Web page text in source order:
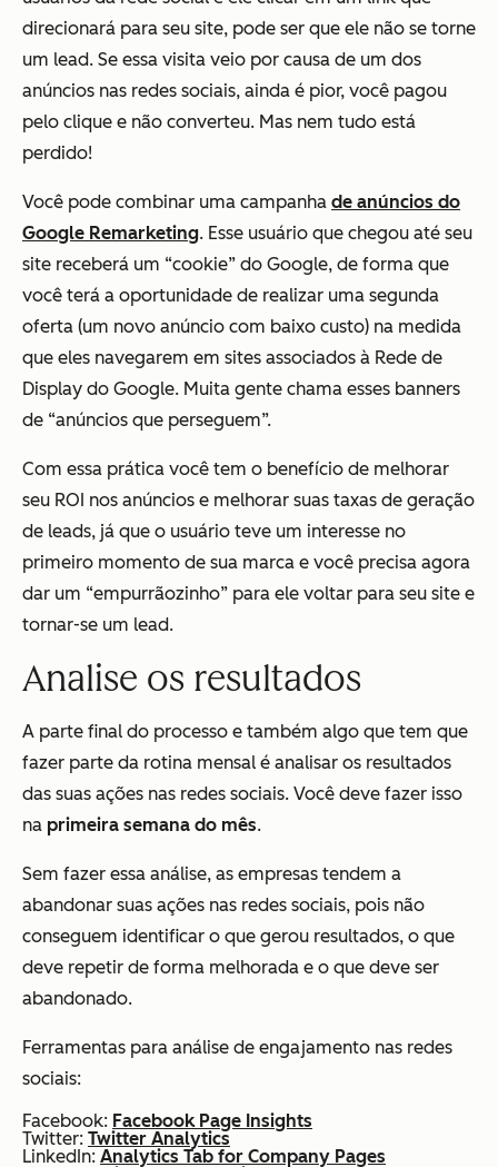
direcionará para seu site, pode ser que ele não se torne
um lead. Se essa visita veio por causa de um dos
anúncios nas redes sociais, ainda é pior, você pagou
pelo clique e não converteu. Mas nem tudo está
perdido!
Você pode combinar uma campanha de anúncios do
Google Remarketing. Esse usuário que chegou até seu
site receberá um “cookie” do Google, de forma que
você terá a oportunidade de realizar uma segunda
oferta (um novo anúncio com baixo custo) na medida
que eles navegarem em sites associados à Rede de
Display do Google. Muita gente chama esses banners
de “anúncios que perseguem”.
Com essa prática você tem o benefício de melhorar
seu ROI nos anúncios e melhorar suas taxas de geração
de leads, já que o usuário teve um interesse no
primeiro momento de sua marca e você precisa agora
dar um “empurrãozinho” para ele voltar para seu site e
tornar-se um lead.
Analise os resultados
A parte final do processo e também algo que tem que
fazer parte da rotina mensal é analisar os resultados
das suas ações nas redes sociais. Você deve fazer isso
na primeira semana do mês.
Sem fazer essa análise, as empresas tendem a
abandonar suas ações nas redes sociais, pois não
conseguem identificar o que gerou resultados, o que
deve repetir de forma melhorada e o que deve ser
abandonado.
Ferramentas para análise de engajamento nas redes
sociais:
Facebook: Facebook Page Insights
Twitter: Twitter Analytics
LinkedIn: Analytics Tab for Company Pages